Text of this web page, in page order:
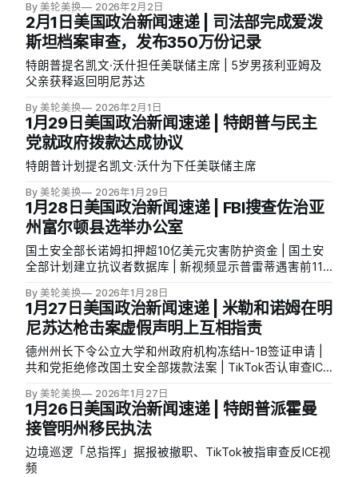
By 美轮美换 2026年2月2日
2月1日美国政治新闻速递 | 司法部完成爱泼
斯坦档案审查，发布350万份记录
特朗普提名凯文·沃什担任美联储主席 | 5岁男孩利亚姆及
父亲获释返回明尼苏达
By 美轮美换 2026年2月1日
1月29日美国政治新闻速递 | 特朗普与民主
党就政府拨款达成协议
特朗普计划提名凯文·沃什为下任美联储主席
By 美轮美换 2026年1月29日
1月28日美国政治新闻速递 | FBI搜查佐治亚
州富尔顿县选举办公室
国土安全部长诺姆扣押超10亿美元灾害防护资金 | 国土安
全部计划建立抗议者数据库 | 新视频显示普雷蒂遇害前11
By 美轮美换 2026年1月28日
1月27日美国政治新闻速递 | 米勒和诺姆在明
尼苏达枪击案虚假声明上互相指责
德州州长下令公立大学和州政府机构冻结H-1B签证申请 |
共和党拒绝修改国土安全部拨款法案 | TikTok否认审查ICE
By 美轮美换 2026年1月27日
1月26日美国政治新闻速递 | 特朗普派霍曼
接管明州移民执法
边境巡逻「总指挥」据报被撤职、TikTok被指审查反ICE视
频